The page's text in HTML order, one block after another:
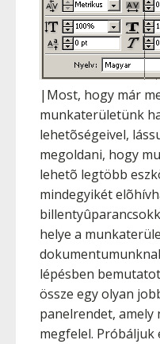
|Most, hogy már
munkaterületünk
lehetõségeivel,
megoldani, hogy
lehetõ legtöbb
mindegyikét
helye a
lépésben
össze egy olyan
panelrendet,
megfelel.